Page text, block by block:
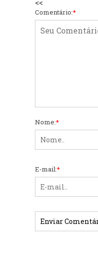
Comentário:*
Nome:*
E-mail:*